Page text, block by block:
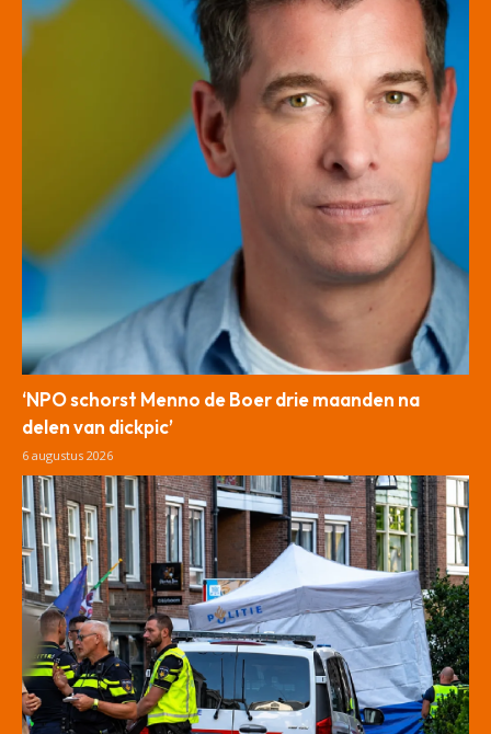
‘NPO schorst Menno de Boer drie maanden na
delen van dickpic’
6 augustus 2026